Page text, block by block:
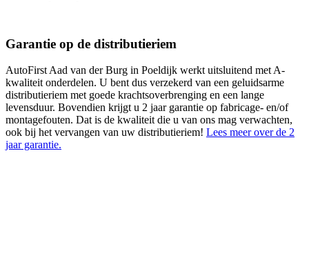
Garantie op de distributieriem
AutoFirst Aad van der Burg in Poeldijk werkt uitsluitend met A-
kwaliteit onderdelen. U bent dus verzekerd van een geluidsarme
distributieriem met goede krachtsoverbrenging en een lange
levensduur. Bovendien krijgt u 2 jaar garantie op fabricage- en/of
montagefouten. Dat is de kwaliteit die u van ons mag verwachten,
ook bij het vervangen van uw distributieriem! Lees meer over de 2
jaar garantie.